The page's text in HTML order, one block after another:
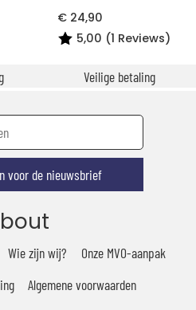
€ 24,90
5,00 (1 Reviews)
Veilige betaling
voor de nieuwsbrief
Wie zijn wij?
Onze MVO-aanpak
Algemene voorwaarden